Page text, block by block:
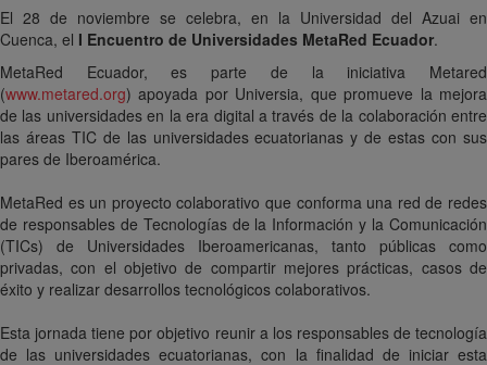
El 28 de noviembre se celebra, en la Universidad del Azuai en
Cuenca, el I Encuentro de Universidades MetaRed Ecuador.
MetaRed Ecuador, es parte de la iniciativa Metared
(www.metared.org) apoyada por Universia, que promueve la mejora
de las universidades en la era digital a través de la colaboración entre
las áreas TIC de las universidades ecuatorianas y de estas con sus
pares de Iberoamérica.
MetaRed es un proyecto colaborativo que conforma una red de redes
de responsables de Tecnologías de la Información y la Comunicación
(TICs) de Universidades Iberoamericanas, tanto públicas como
privadas, con el objetivo de compartir mejores prácticas, casos de
éxito y realizar desarrollos tecnológicos colaborativos.
Esta jornada tiene por objetivo reunir a los responsables de tecnología
de las universidades ecuatorianas, con la finalidad de iniciar esta